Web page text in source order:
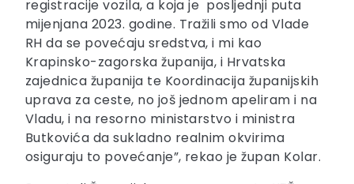
registracije vozila, a koja je posljednji puta
mijenjana 2023. godine. Tražili smo od Vlade
RH da se povećaju sredstva, i mi kao
Krapinsko-zagorska županija, i Hrvatska
zajednica županija te Koordinacija županijskih
uprava za ceste, no još jednom apeliram i na
Vladu, i na resorno ministarstvo i ministra
Butkovića da sukladno realnim okvirima
osiguraju to povećanje”, rekao je župan Kolar.